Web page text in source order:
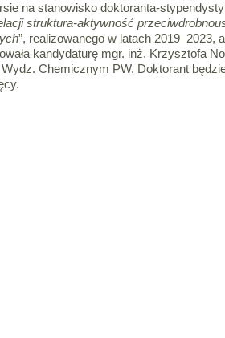
na stanowisko doktoranta-
struktura-aktywność
”, realizowanego w latach 2019–2023,
kandydaturę mgr. inż. Krzysztofa
Chemicznym PW. Doktorant